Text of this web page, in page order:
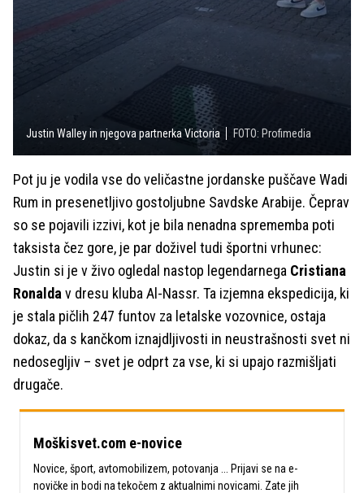
Justin Walley in njegova partnerka Victoria FOTO: Profimedia
Pot ju je vodila vse do veličastne jordanske puščave Wadi
Rum in presenetljivo gostoljubne Savdske Arabije. Čeprav
so se pojavili izzivi, kot je bila nenadna sprememba poti
taksista čez gore, je par doživel tudi športni vrhunec:
Justin si je v živo ogledal nastop legendarnega Cristiana
Ronalda v dresu kluba Al-Nassr. Ta izjemna ekspedicija, ki
je stala pičlih 247 funtov za letalske vozovnice, ostaja
dokaz, da s kančkom iznajdljivosti in neustrašnosti svet ni
nedosegljiv – svet je odprt za vse, ki si upajo razmišljati
drugače.
Moškisvet.com e-novice
Novice, šport, avtomobilizem, potovanja ... Prijavi se na e-
novičke in bodi na tekočem z aktualnimi novicami. Zate jih